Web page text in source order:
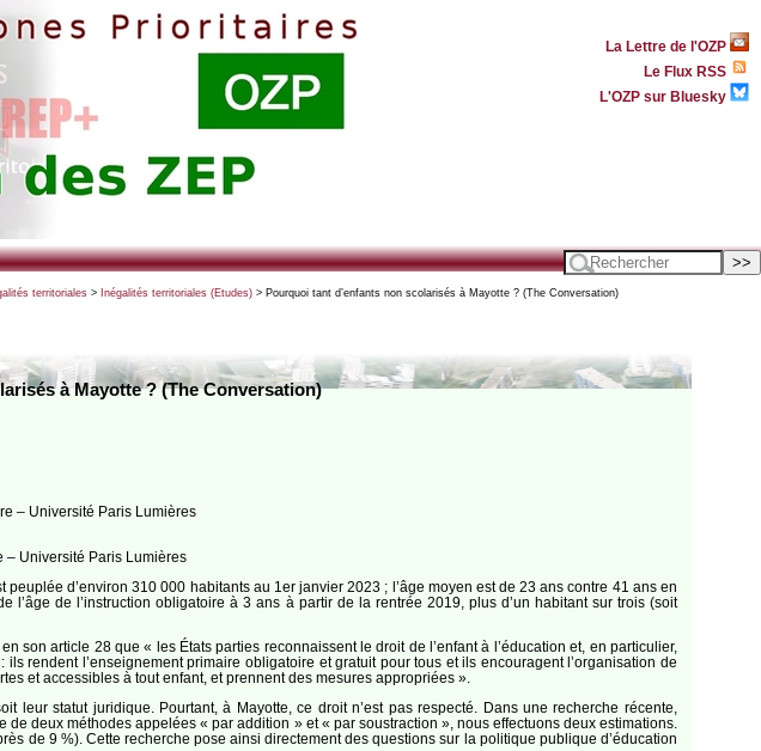
La Lettre de l'OZP
Le Flux RSS
L'OZP sur Bluesky
territoriales> Inégalités territoriales (Etudes)> Pourquoi tant d’enfants non scolarisés à Mayotte ? (The Conversation)
à Mayotte ? (The Conversation)
– Université Paris Lumières
– Université Paris Lumières
d’environ 310 000 habitants au 1er janvier 2023 ; l’âge moyen est de 23 ans contre 41 ans en
de l’instruction obligatoire à 3 ans à partir de la rentrée 2019, plus d’un habitant sur trois (soit
son article 28 que « les États parties reconnaissent le droit de l’enfant à l’éducation et, en particulier,
rendent l’enseignement primaire obligatoire et gratuit pour tous et ils encouragent l’organisation de
et accessibles à tout enfant, et prennent des mesures appropriées ».
statut juridique. Pourtant, à Mayotte, ce droit n’est pas respecté. Dans une recherche récente,
deux méthodes appelées « par addition » et « par soustraction », nous effectuons deux estimations.
de 9 %). Cette recherche pose ainsi directement des questions sur la politique publique d’éducation